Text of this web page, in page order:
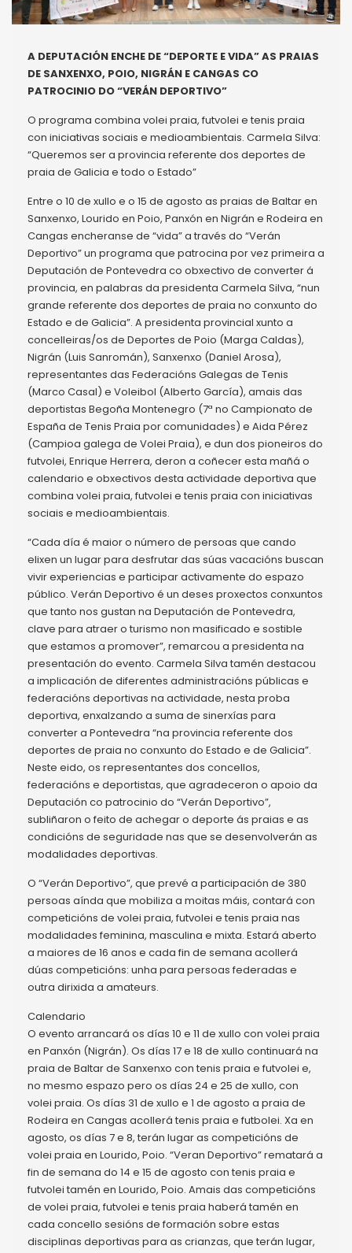
A DEPUTACIÓN ENCHE DE “DEPORTE E VIDA” AS PRAIAS
DE SANXENXO, POIO, NIGRÁN E CANGAS CO
PATROCINIO DO “VERÁN DEPORTIVO”
O programa combina volei praia, futvolei e tenis praia
con iniciativas sociais e medioambientais. Carmela Silva:
“Queremos ser a provincia referente dos deportes de
praia de Galicia e todo o Estado”
Entre o 10 de xullo e o 15 de agosto as praias de Baltar en
Sanxenxo, Lourido en Poio, Panxón en Nigrán e Rodeira en
Cangas encheranse de “vida” a través do “Verán
Deportivo” un programa que patrocina por vez primeira a
Deputación de Pontevedra co obxectivo de converter á
provincia, en palabras da presidenta Carmela Silva, “nun
grande referente dos deportes de praia no conxunto do
Estado e de Galicia”. A presidenta provincial xunto a
concelleiras/os de Deportes de Poio (Marga Caldas),
Nigrán (Luis Sanromán), Sanxenxo (Daniel Arosa),
representantes das Federacións Galegas de Tenis
(Marco Casal) e Voleibol (Alberto García), amais das
deportistas Begoña Montenegro (7ª no Campionato de
España de Tenis Praia por comunidades) e Aida Pérez
(Campioa galega de Volei Praia), e dun dos pioneiros do
futvolei, Enrique Herrera, deron a coñecer esta mañá o
calendario e obxectivos desta actividade deportiva que
combina volei praia, futvolei e tenis praia con iniciativas
sociais e medioambientais.
“Cada día é maior o número de persoas que cando
elixen un lugar para desfrutar das súas vacacións buscan
vivir experiencias e participar activamente do espazo
público. Verán Deportivo é un deses proxectos conxuntos
que tanto nos gustan na Deputación de Pontevedra,
clave para atraer o turismo non masificado e sostible
que estamos a promover”, remarcou a presidenta na
presentación do evento. Carmela Silva tamén destacou
a implicación de diferentes administracións públicas e
federacións deportivas na actividade, nesta proba
deportiva, enxalzando a suma de sinerxías para
converter a Pontevedra “na provincia referente dos
deportes de praia no conxunto do Estado e de Galicia”.
Neste eido, os representantes dos concellos,
federacións e deportistas, que agradeceron o apoio da
Deputación co patrocinio do “Verán Deportivo”,
subliñaron o feito de achegar o deporte ás praias e as
condicións de seguridade nas que se desenvolverán as
modalidades deportivas.
O “Verán Deportivo”, que prevé a participación de 380
persoas aínda que mobiliza a moitas máis, contará con
competicións de volei praia, futvolei e tenis praia nas
modalidades feminina, masculina e mixta. Estará aberto
a maiores de 16 anos e cada fin de semana acollerá
dúas competicións: unha para persoas federadas e
outra dirixida a amateurs.
Calendario
O evento arrancará os días 10 e 11 de xullo con volei praia
en Panxón (Nigrán). Os días 17 e 18 de xullo continuará na
praia de Baltar de Sanxenxo con tenis praia e futvolei e,
no mesmo espazo pero os días 24 e 25 de xullo, con
volei praia. Os días 31 de xullo e 1 de agosto a praia de
Rodeira en Cangas acollerá tenis praia e futbolei. Xa en
agosto, os días 7 e 8, terán lugar as competicións de
volei praia en Lourido, Poio. “Veran Deportivo” rematará a
fin de semana do 14 e 15 de agosto con tenis praia e
futvolei tamén en Lourido, Poio. Amais das competicións
de volei praia, futvolei e tenis praia haberá tamén en
cada concello sesións de formación sobre estas
disciplinas deportivas para as crianzas, que terán lugar,